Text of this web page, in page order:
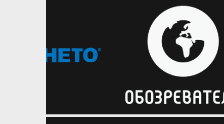
Розпочався продаж квитків на матч
жіночої збірної України з Францією